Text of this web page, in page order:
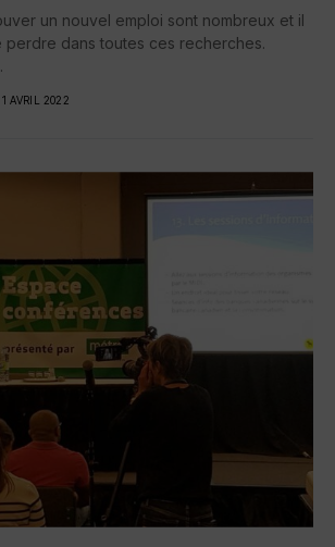
un nouvel emploi sont nombreux et il
perdre dans toutes ces recherches.
1 AVRIL 2022